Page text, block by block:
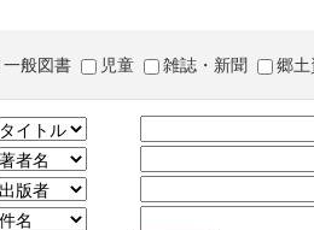
一般図書 児童 雑誌・新聞 郷土